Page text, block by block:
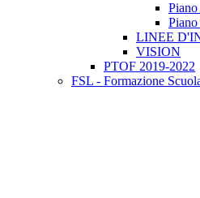
LINEE
VISION
PTOF 2019-2022
FSL - Formazione